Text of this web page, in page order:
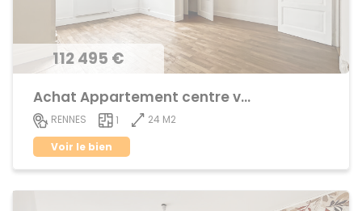
112 495 €
Achat Appartement centre ville
RENNES 1
24 M2
Voir le bien